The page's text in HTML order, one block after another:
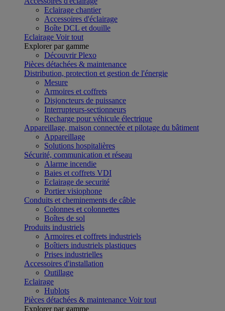
Eclairage chantier
Accessoires d'éclairage
Boîte DCL et douille
Eclairage Voir tout
Explorer par gamme
Découvrir Plexo
Pièces détachées & maintenance
Distribution, protection et gestion de l'énergie
Mesure
Armoires et coffrets
Disjoncteurs de puissance
Interrupteurs-sectionneurs
Recharge pour véhicule électrique
Appareillage, maison connectée et pilotage du bâtiment
Appareillage
Solutions hospitalières
Sécurité, communication et réseau
Alarme incendie
Baies et coffrets VDI
Eclairage de securité
Portier visiophone
Conduits et cheminements de câble
Colonnes et colonnettes
Boîtes de sol
Produits industriels
Armoires et coffrets industriels
Boîtiers industriels plastiques
Prises industrielles
Accessoires d'installation
Outillage
Eclairage
Hublots
Pièces détachées & maintenance Voir tout
Explorer par gamme